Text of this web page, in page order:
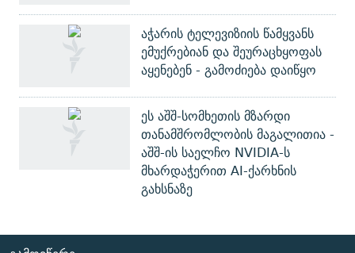
აჭარის ტელევიზიის წამყვანს
ემუქრებიან და შეურაცხყოფას
აყენებენ - გამოძიება დაიწყო
ეს აშშ-სომხეთის მზარდი
თანამშრომლობის მაგალითია -
აშშ-ის საელჩო NVIDIA-ს
მხარდაჭერით AI-ქარხნის
გახსნაზე